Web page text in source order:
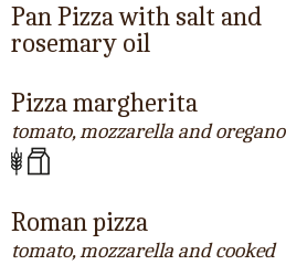
Pan Pizza with salt and
rosemary oil
Pizza margherita
tomato, mozzarella and oregano
Roman pizza
tomato, mozzarella and cooked